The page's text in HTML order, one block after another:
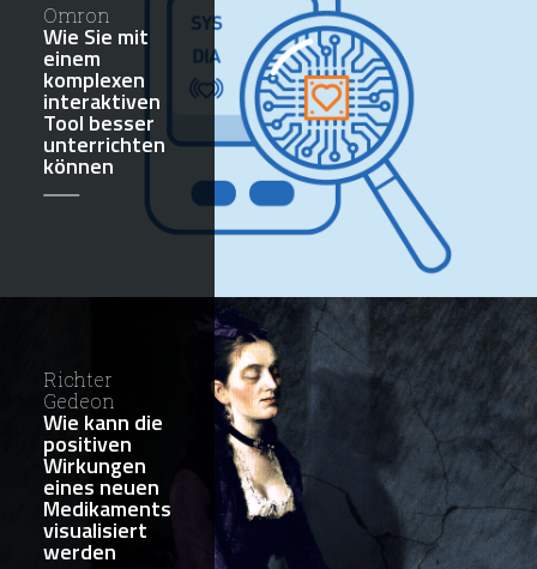
Omron
Wie Sie mit
einem
komplexen
interaktiven
Tool besser
unterrichten
können
Richter
Gedeon
Wie kann die
positiven
Wirkungen
eines neuen
Medikaments
visualisiert
werden